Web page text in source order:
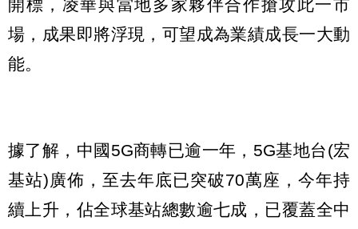
開標，凌華與當地多家夥伴合作搶攻此一市
場，成果即將浮現，可望成為業績成長一大動
能。
據了解，中國5G商轉已逾一年，5G基地台(宏
基站)廣佈，至去年底已突破70萬座，今年持
續上升，佔全球基站總數逾七成，已覆蓋全中